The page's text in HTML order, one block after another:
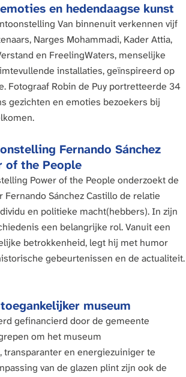
en hedendaagse kunst
Van binnenuit verkennen vijf
Narges Mohammadi, Kader Attia,
en FreelingWaters, menselijke
installaties, geïnspireerd op
Fotograaf Robin de Puy portretteerde 34
gezichten en emoties bezoekers bij
Fernando Sánchez
of the People
Power of the People onderzoekt de
Fernando Sánchez Castillo de relatie
en politieke macht(hebbers). In zijn
een belangrijke rol. Vanuit een
betrokkenheid, legt hij met humor
gebeurtenissen en de actualiteit.
museum
gefinancierd door de gemeente
om het museum
en energiezuiniger te
van de glazen plint zijn ook de